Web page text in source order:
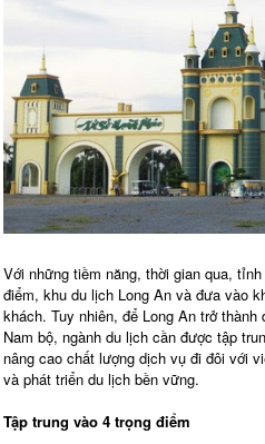
Với những tiềm năng, thời gian qua,
điểm, khu du lịch Long An và đưa vào
khách. Tuy nhiên, để Long An trở
Nam bộ, ngành du lịch cần được tập
nâng cao chất lượng dịch vụ đi đôi với
và phát triển du lịch bền vững.
Tập trung vào 4 trọng điểm